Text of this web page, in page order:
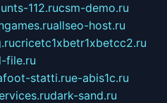
112.rucsm-demo.ru
allseo-host.ru
cricetc1xbetr1xbetcc2.ru
file.ru
statti.rue-abis1c.ru
dark-sand.ru